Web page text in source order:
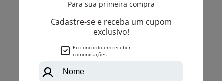
Ok
Hugo Boss
Boss Soul De Hugo Boss Eau De Toilette